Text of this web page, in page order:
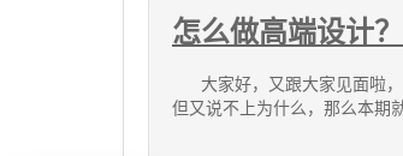
怎么做高端设计？
大家好，又跟大家见面啦，
但又说不上为什么，那么本期